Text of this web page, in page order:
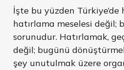
İşte bu yüzden Türkiye’de
hatırlama meselesi değil;
sorunudur. Hatırlamak,
değil; bugünü
şey unutulmak üzere